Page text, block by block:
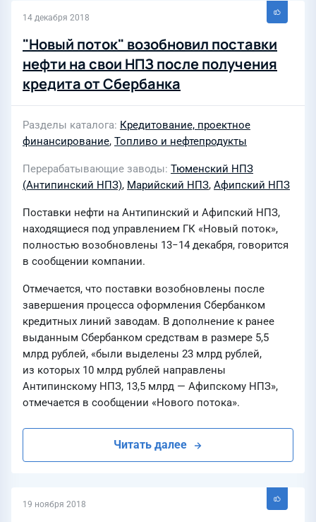
14 декабря 2018
"Новый поток" возобновил поставки
нефти на свои НПЗ после получения
кредита от Сбербанка
Разделы каталога Кредитование, проектное
финансирование, Топливо и нефтепродукты
Перерабатывающие заводы Тюменский НПЗ
(Антипинский НПЗ), Марийский НПЗ, Афипский НПЗ
Поставки нефти на Антипинский и Афипский НПЗ,
находящиеся под управлением ГК «Новый поток»,
полностью возобновлены 13−14 декабря, говорится
в сообщении компании.
Отмечается, что поставки возобновлены после
завершения процесса оформления Сбербанком
кредитных линий заводам. В дополнение к ранее
выданным Сбербанком средствам в размере 5,5
млрд рублей, «были выделены 23 млрд рублей,
из которых 10 млрд рублей направлены
Антипинскому НПЗ, 13,5 млрд — Афипскому НПЗ»,
отмечается в сообщении «Нового потока».
Читать далее
19 ноября 2018